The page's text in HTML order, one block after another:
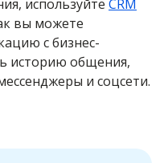
используйте CRM
вы можете
с бизнес-
историю общения,
и соцсети.